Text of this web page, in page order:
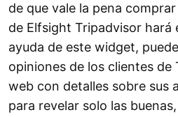
de que vale la pena
de Elfsight Tripadvisor hará
ayuda de este widget,
opiniones de los clientes de
web con detalles sobre sus
para revelar solo las